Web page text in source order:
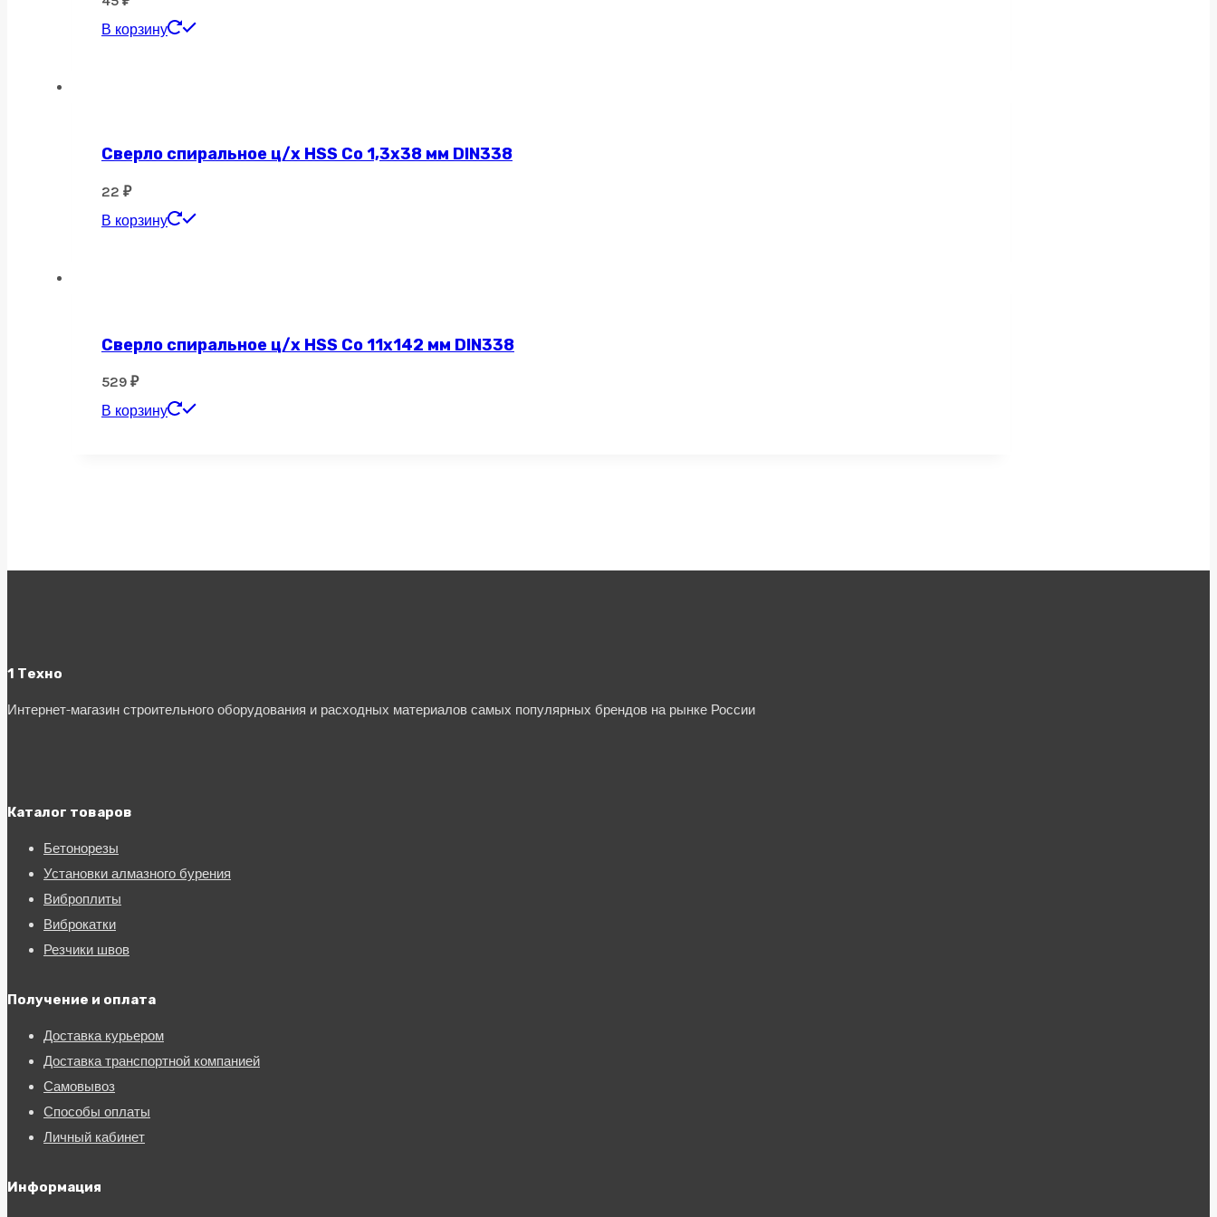
В корзину
Сверло спиральное ц/х HSS Co 1,3х38 мм DIN338
22 ₽
В корзину
Сверло спиральное ц/х HSS Co 11х142 мм DIN338
529 ₽
В корзину
1 Техно
Интернет-магазин строительного оборудования и расходных материалов самых популярных брендов на рынке России
Каталог товаров
Бетонорезы
Установки алмазного бурения
Виброплиты
Виброкатки
Резчики швов
Получение и оплата
Доставка курьером
Доставка транспортной компанией
Самовывоз
Способы оплаты
Личный кабинет
Информация